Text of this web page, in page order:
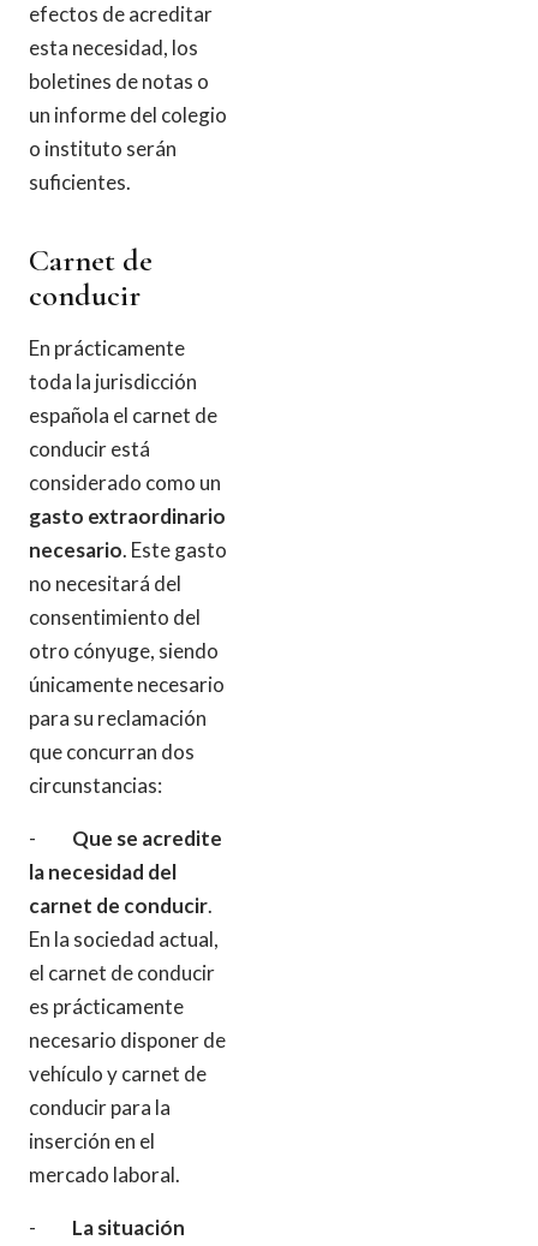
efectos de acreditar
esta necesidad, los
boletines de notas o
un informe del colegio
o instituto serán
suficientes.
Carnet de
conducir
En prácticamente
toda la jurisdicción
española el carnet de
conducir está
considerado como un
gasto extraordinario
necesario. Este gasto
no necesitará del
consentimiento del
otro cónyuge, siendo
únicamente necesario
para su reclamación
que concurran dos
circunstancias:
-
Que se acredite
la necesidad del
carnet de conducir.
En la sociedad actual,
el carnet de conducir
es prácticamente
necesario disponer de
vehículo y carnet de
conducir para la
inserción en el
mercado laboral.
- La situación